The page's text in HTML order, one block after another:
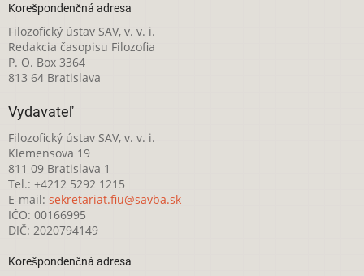
Korešpondenčná adresa
Filozofický ústav SAV, v. v. i.
Redakcia časopisu Filozofia
P. O. Box 3364
813 64 Bratislava
Vydavateľ
Filozofický ústav SAV, v. v. i.
Klemensova 19
811 09 Bratislava 1
Tel.: +4212 5292 1215
E-mail: sekretariat.fiu@savba.sk
IČO: 00166995
DIČ: 2020794149
Korešpondenčná adresa